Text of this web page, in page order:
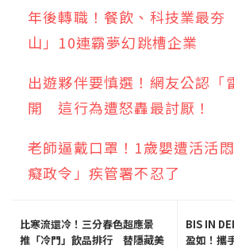
年後轉職！餐飲、科技業最
山」10連霸夢幻跳槽企業
出遊夥伴要慎選！網友公認「
開 這行為遭怒轟最討厭！
老師逼戴口罩！1歲嬰遭活活
癡政令」疾管署不忍了
比寒流還冷！三分春色超應景
推「冷門」飲品排行 替隱藏美
BIS IN
盈如！攜